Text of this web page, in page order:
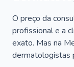
O preço da
profissional e a
exato. Mas na
dermatologistas